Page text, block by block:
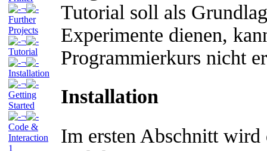
¬
Further
Projects
¬
Tutorial
¬
Installation
¬
Getting
Started
¬
Code &
Interaction
1
Tutorial soll als
Experimente dienen,
Programmierkurs nicht
Installation
Im ersten Abschnitt